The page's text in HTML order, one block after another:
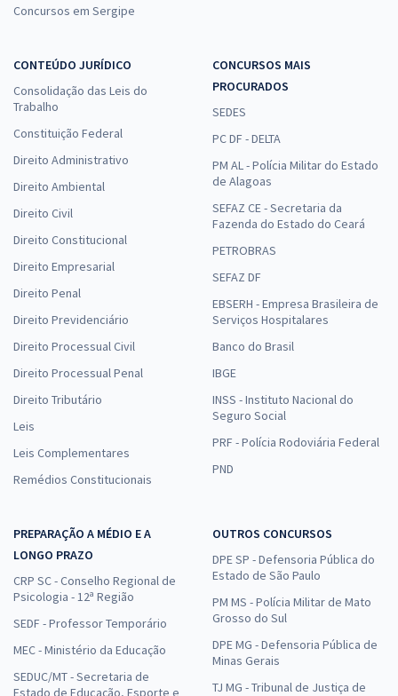
Concursos em Sergipe
CONTEÚDO JURÍDICO
Consolidação das Leis do
Trabalho
Constituição Federal
Direito Administrativo
Direito Ambiental
Direito Civil
Direito Constitucional
Direito Empresarial
Direito Penal
Direito Previdenciário
Direito Processual Civil
Direito Processual Penal
Direito Tributário
Leis
Leis Complementares
Remédios Constitucionais
CONCURSOS MAIS
PROCURADOS
SEDES
PC DF - DELTA
PM AL - Polícia Militar do Estado
de Alagoas
SEFAZ CE - Secretaria da
Fazenda do Estado do Ceará
PETROBRAS
SEFAZ DF
EBSERH - Empresa Brasileira de
Serviços Hospitalares
Banco do Brasil
IBGE
INSS - Instituto Nacional do
Seguro Social
PRF - Polícia Rodoviária Federal
PND
PREPARAÇÃO A MÉDIO E A
LONGO PRAZO
CRP SC - Conselho Regional de
Psicologia - 12ª Região
SEDF - Professor Temporário
MEC - Ministério da Educação
SEDUC/MT - Secretaria de
Estado de Educação, Esporte e
OUTROS CONCURSOS
DPE SP - Defensoria Pública do
Estado de São Paulo
PM MS - Polícia Militar de Mato
Grosso do Sul
DPE MG - Defensoria Pública de
Minas Gerais
TJ MG - Tribunal de Justiça de